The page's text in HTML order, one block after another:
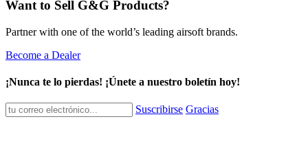
Want to Sell G&G Products?
Partner with one of the world’s leading airsoft brands.
Become a Dealer
¡Nunca te lo pierdas! ¡Únete a nuestro boletín hoy!
Suscribirse Gracias